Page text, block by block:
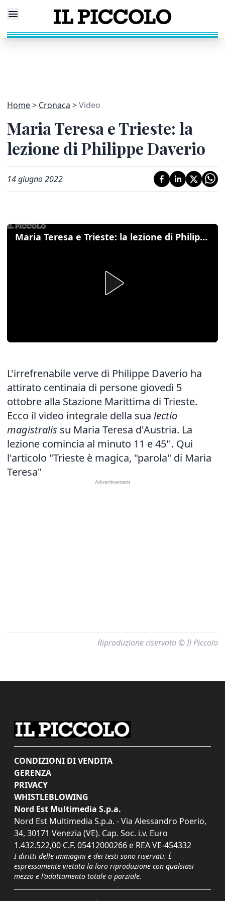
Home Cronaca Video
Maria Teresa e Trieste: la
lezione di Philippe Daverio
14 giugno 2022
Maria Teresa e Trieste: la lezione di Philippe Daverio
L'irrefrenabile verve di Philippe Daverio ha
attirato centinaia di persone giovedì 5
ottobre alla Stazione Marittima di Trieste.
Ecco il video integrale della sua lectio
magistralis su Maria Teresa d'Austria. La
lezione comincia al minuto 11 e 45''. Qui
l'articolo "Trieste è magica, "parola" di Maria
Teresa"
Riproduzione riservata © Il Piccolo
CONDIZIONI DI VENDITA
GERENZA
PRIVACY
WHISTLEBLOWING
Nord Est Multimedia S.p.a.
Nord Est Multimedia S.p.a. - Via Alessandro Poerio,
34, 30171 Venezia (VE). Cap. Soc. i.v. Euro
1.432.522,00 C.F. 05412000266 e REA VE-454332
I diritti delle immagini e dei testi sono riservati. È
espressamente vietata la loro riproduzione con qualsiasi
mezzo e l'adattamento totale o parziale.